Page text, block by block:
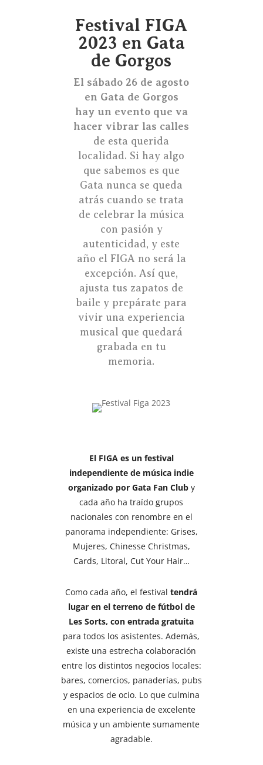
Festival FIGA
2023 en Gata
de Gorgos
El sábado 26 de agosto
en Gata de Gorgos
hay un evento que va
hacer vibrar las calles
de esta querida
localidad. Si hay algo
que sabemos es que
Gata nunca se queda
atrás cuando se trata
de celebrar la música
con pasión y
autenticidad, y este
año el FIGA no será la
excepción. Así que,
ajusta tus zapatos de
baile y prepárate para
vivir una experiencia
musical que quedará
grabada en tu
memoria.
El FIGA es un festival
independiente de música indie
organizado por Gata Fan Cluby
cada año ha traído grupos
nacionales con renombre en el
panorama independiente: Grises,
Mujeres, Chinesse Christmas,
Cards, Litoral, Cut Your Hair…
Como cada año, el festivaltendrá
lugar en el terreno de fútbol de
Les Sorts, con entrada gratuita
para todos los asistentes. Además,
existe una estrecha colaboración
entre los distintos negocios locales:
bares, comercios, panaderías, pubs
y espacios de ocio. Lo que culmina
en una experiencia de excelente
música y un ambiente sumamente
agradable.